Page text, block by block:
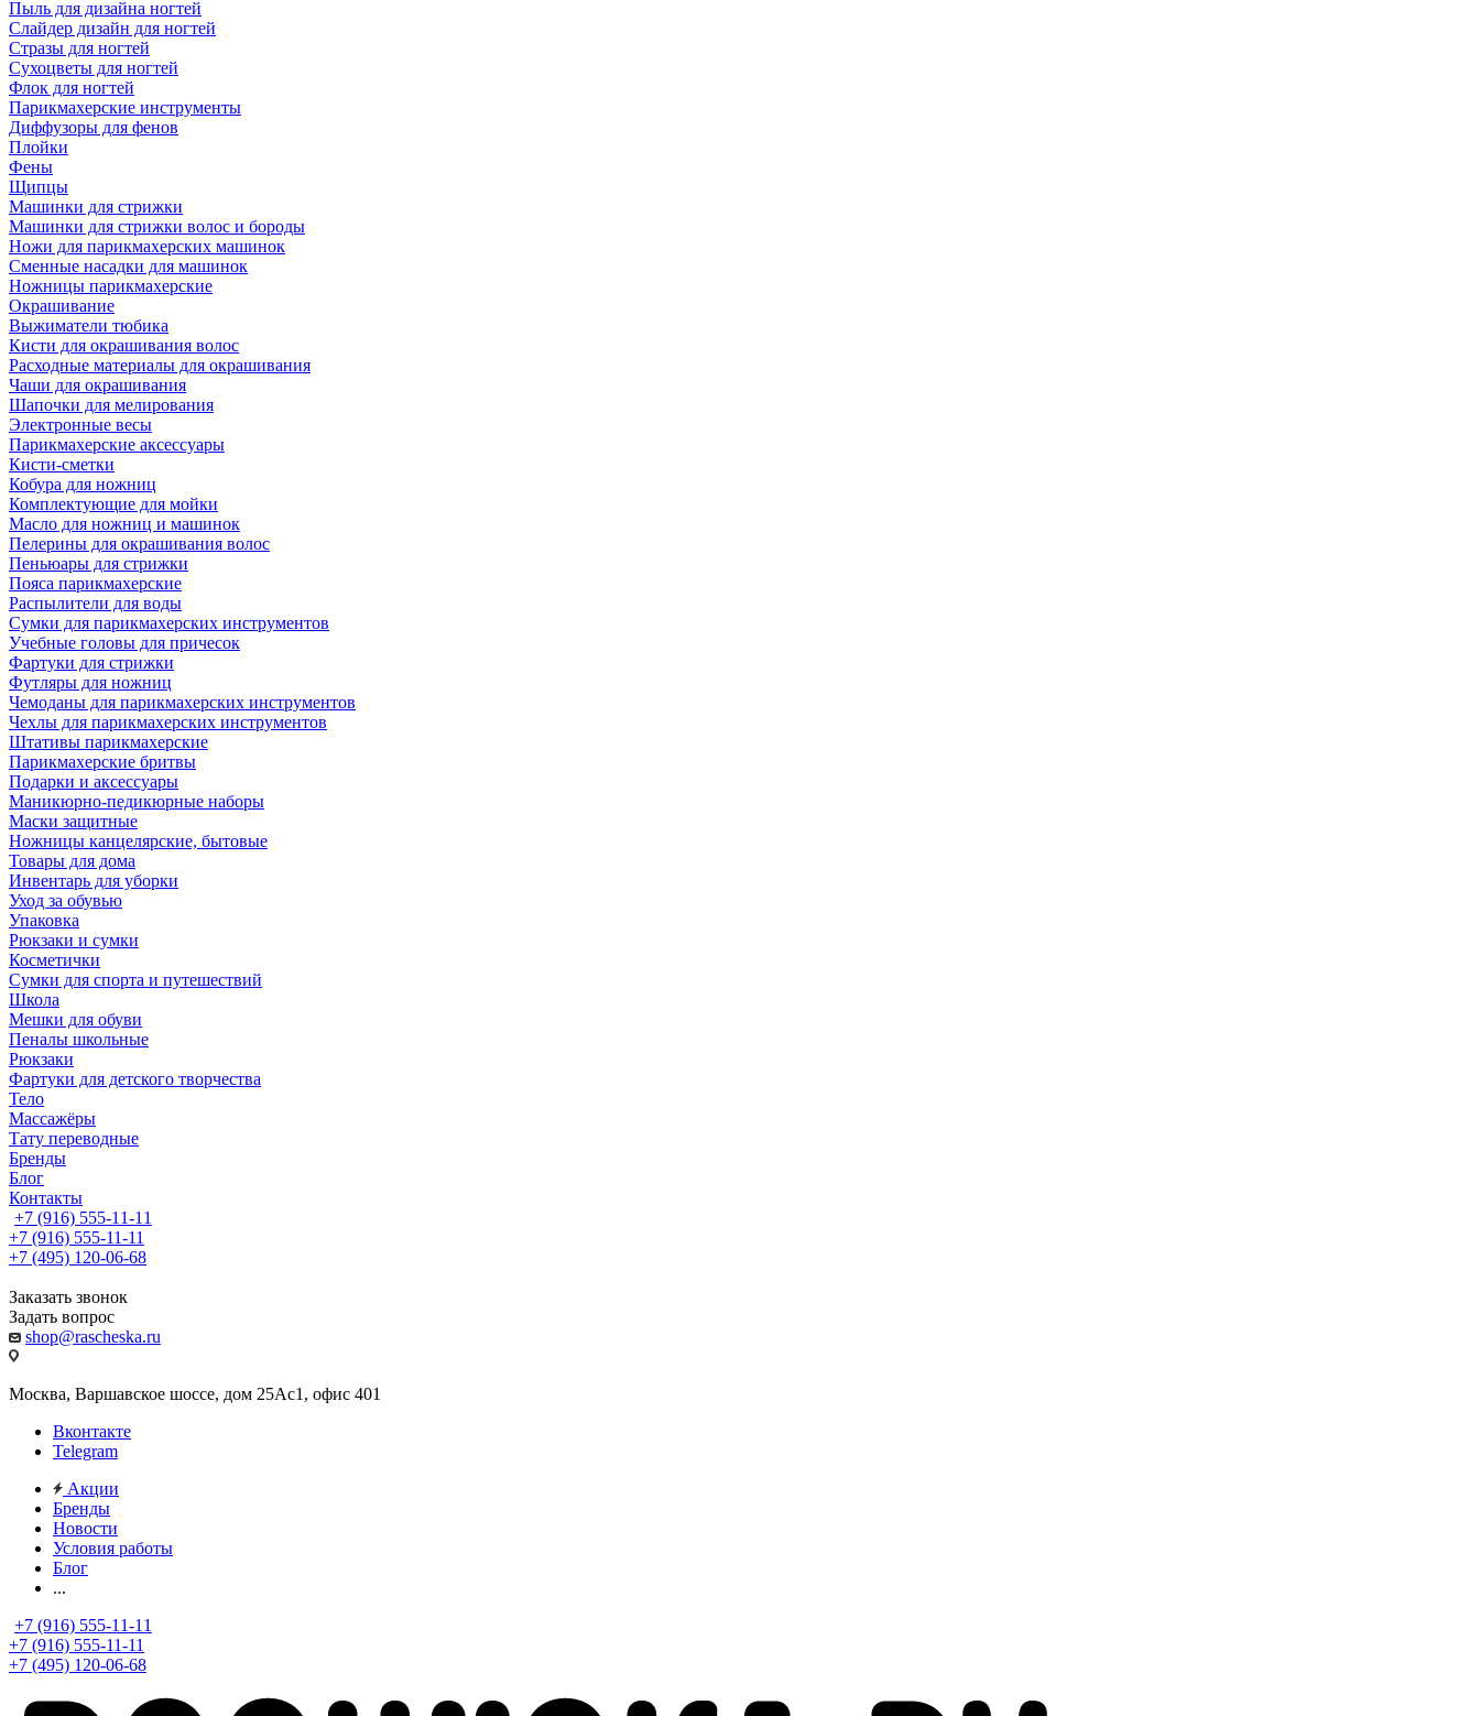
Пыль для дизайна ногтей
Слайдер дизайн для ногтей
Стразы для ногтей
Сухоцветы для ногтей
Флок для ногтей
Парикмахерские инструменты
Диффузоры для фенов
Плойки
Фены
Щипцы
Машинки для стрижки
Машинки для стрижки волос и бороды
Ножи для парикмахерских машинок
Сменные насадки для машинок
Ножницы парикмахерские
Окрашивание
Выжиматели тюбика
Кисти для окрашивания волос
Расходные материалы для окрашивания
Чаши для окрашивания
Шапочки для мелирования
Электронные весы
Парикмахерские аксессуары
Кисти-сметки
Кобура для ножниц
Комплектующие для мойки
Масло для ножниц и машинок
Пелерины для окрашивания волос
Пеньюары для стрижки
Пояса парикмахерские
Распылители для воды
Сумки для парикмахерских инструментов
Учебные головы для причесок
Фартуки для стрижки
Футляры для ножниц
Чемоданы для парикмахерских инструментов
Чехлы для парикмахерских инструментов
Штативы парикмахерские
Парикмахерские бритвы
Подарки и аксессуары
Маникюрно-педикюрные наборы
Маски защитные
Ножницы канцелярские, бытовые
Товары для дома
Инвентарь для уборки
Уход за обувью
Упаковка
Рюкзаки и сумки
Косметички
Сумки для спорта и путешествий
Школа
Мешки для обуви
Пеналы школьные
Рюкзаки
Фартуки для детского творчества
Тело
Массажёры
Тату переводные
Бренды
Блог
Контакты
+7 (916) 555-11-11
+7 (916) 555-11-11
+7 (495) 120-06-68
Заказать звонок
Задать вопрос
shop@rascheska.ru
Москва, Варшавское шоссе, дом 25Аc1, офис 401
Вконтакте
Telegram
Акции
Бренды
Новости
Условия работы
Блог
...
+7 (916) 555-11-11
+7 (916) 555-11-11
+7 (495) 120-06-68